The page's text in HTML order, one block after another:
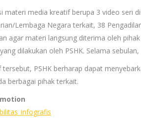
materi media kreatif berupa 3 video seri
Lembaga Negara terkait, 38
agar materi langsung diterima oleh
dilakukan oleh PSHK. Selama
PSHK berharap dapat
berbagai pihak terkait.